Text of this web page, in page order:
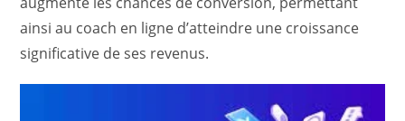
ainsi au coach en ligne d’atteindre une croissance
significative de ses revenus.